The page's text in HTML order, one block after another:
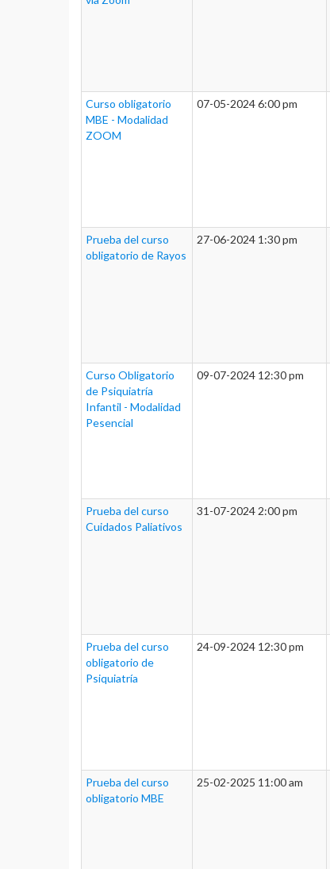
Curso obligatorio
MBE - Modalidad
ZOOM
07-05-2024 6:00 pm
Prueba del curso
obligatorio de Rayos
27-06-2024 1:30 pm
Curso Obligatorio
de Psiquiatría
Infantil - Modalidad
Pesencial
09-07-2024 12:30 pm
Prueba del curso
Cuidados Paliativos
31-07-2024 2:00 pm
Prueba del curso
obligatorio de
Psiquiatría
24-09-2024 12:30 pm
Prueba del curso
obligatorio MBE
25-02-2025 11:00 am